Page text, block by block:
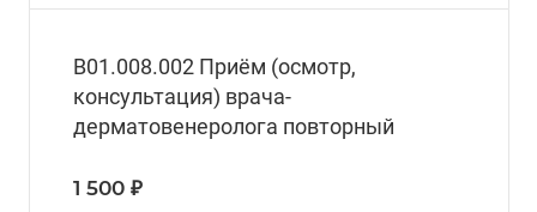
B01.008.002 Приём (осмотр,
консультация) врача-
дерматовенеролога повторный
1 500 ₽